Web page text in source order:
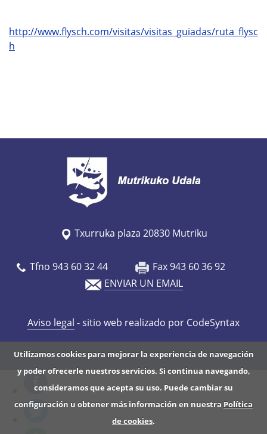
Utilizamos cookies para mejorar la experiencia de navegación
y poder ofrecerle nuestros servicios. Si continua navegando,
consideramos que acepta su uso. Puede cambiar su
configuración u obtener más información en nuestra Política
de cookies.
http://www.flysch.com/visitas/visitas_guiadas/ruta_flysc
h
Txurruka plaza 20830 Mutriku
Tfno 943 60 32 44
Fax 943 60 36 92
ENVIAR UN EMAIL
Aviso legal - sitio web realizado por CodeSyntax